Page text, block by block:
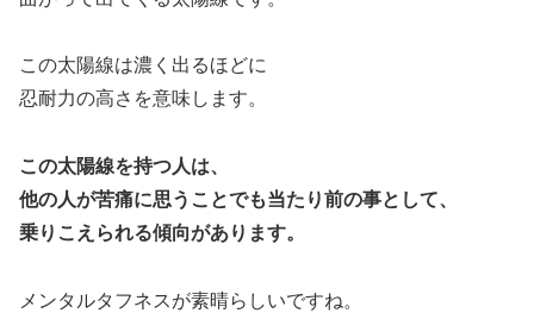
この太陽線は濃く出るほどに
忍耐力の高さを意味します。
この太陽線を持つ人は、
他の人が苦痛に思うことでも当たり前の事として、
乗りこえられる傾向があります。
メンタルタフネスが素晴らしいですね。